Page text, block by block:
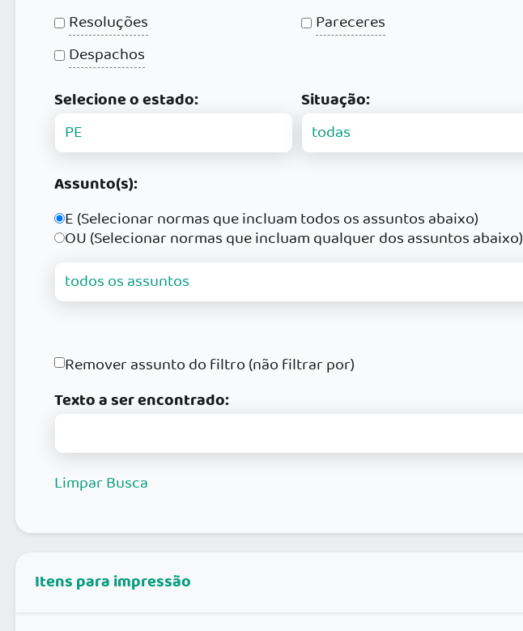
Resoluções Pareceres
Despachos
Selecione o estado: Situação:
Assunto(s):
E (Selecionar normas que incluam todos os assuntos abaixo)
OU (Selecionar normas que incluam qualquer dos assuntos abaixo)
Remover assunto do filtro (não filtrar por)
Texto a ser encontrado:
Limpar Busca
Itens para impressão